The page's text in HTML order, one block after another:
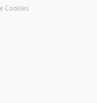
Cookies